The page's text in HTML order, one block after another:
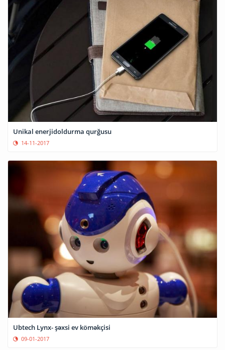
Unikal enerjidoldurma qurğusu
14-11-2017
Ubtech Lynx- şəxsi ev köməkçisi
09-01-2017